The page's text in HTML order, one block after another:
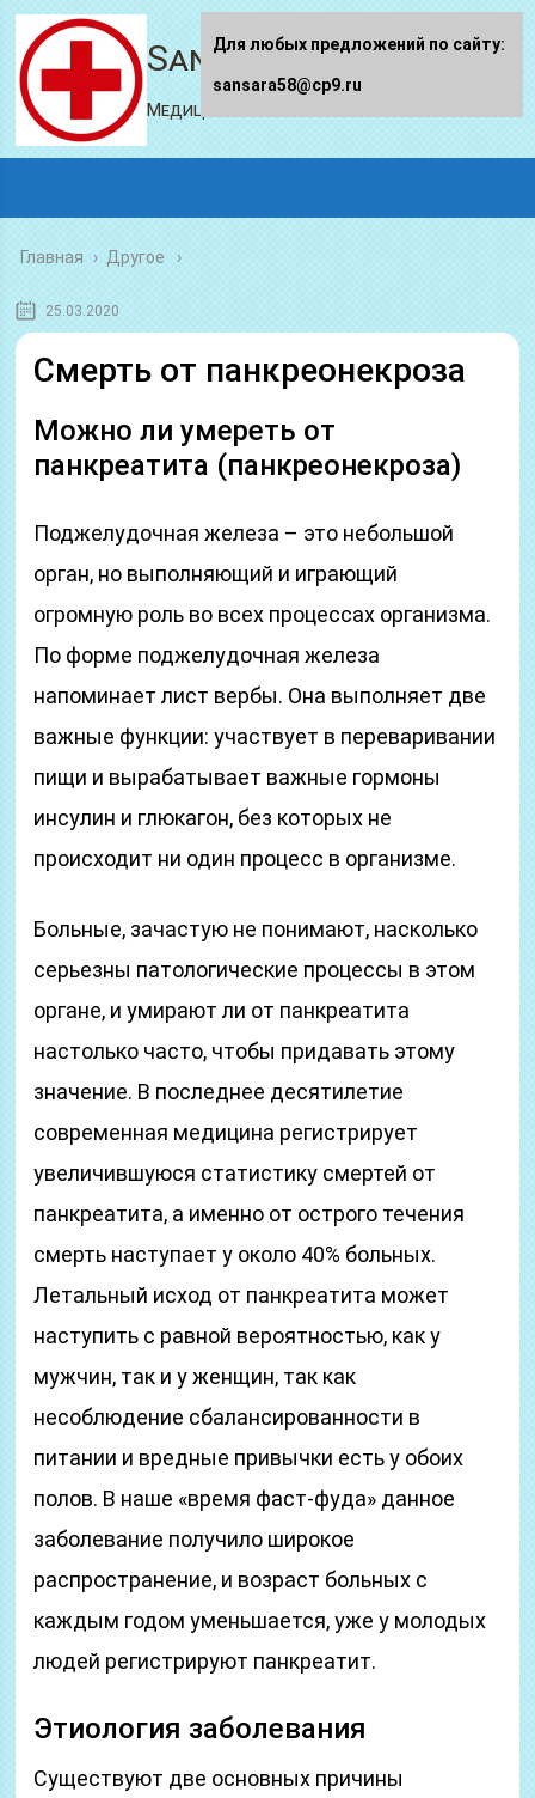
Sansara58.ru
Медицинский портал
Главная › Другое
25.03.2020
Смерть от панкреонекроза
Можно ли умереть от
панкреатита (панкреонекроза)
Поджелудочная железа – это небольшой
орган, но выполняющий и играющий
огромную роль во всех процессах организма.
По форме поджелудочная железа
напоминает лист вербы. Она выполняет две
важные функции: участвует в переваривании
пищи и вырабатывает важные гормоны
инсулин и глюкагон, без которых не
происходит ни один процесс в организме.
Больные, зачастую не понимают, насколько
серьезны патологические процессы в этом
органе, и умирают ли от панкреатита
настолько часто, чтобы придавать этому
значение. В последнее десятилетие
современная медицина регистрирует
увеличившуюся статистику смертей от
панкреатита, а именно от острого течения
смерть наступает у около 40% больных.
Летальный исход от панкреатита может
наступить с равной вероятностью, как у
мужчин, так и у женщин, так как
несоблюдение сбалансированности в
питании и вредные привычки есть у обоих
полов. В наше «время фаст-фуда» данное
заболевание получило широкое
распространение, и возраст больных с
каждым годом уменьшается, уже у молодых
людей регистрируют панкреатит.
Этиология заболевания
Существуют две основных причины
Для любых предложений по сайту:
sansara58@cp9.ru